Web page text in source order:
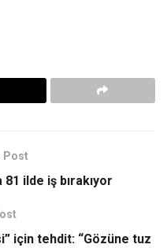
Post
ilde iş bırakıyor
için tehdit: “Gözüne tuz